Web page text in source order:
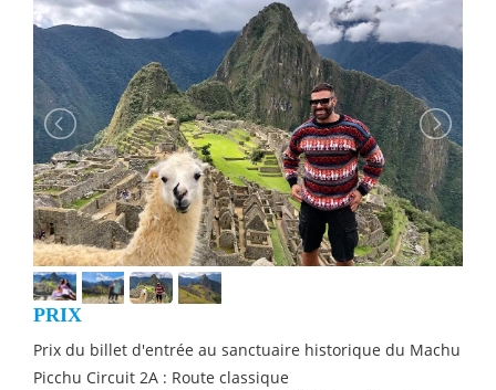
PRIX
Prix du billet d'entrée au sanctuaire historique du Machu
Picchu Circuit 2A : Route classique